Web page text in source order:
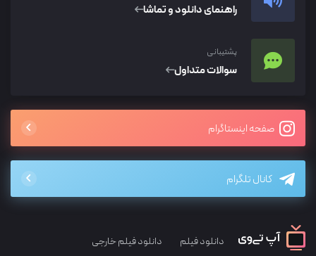
راهنمای دانلود و تماشا
پشتیبانی
سوالات متداول
صفحه اینستاگرام
کانال تلگرام
دانلود فیلم دانلود فیلم خارجی